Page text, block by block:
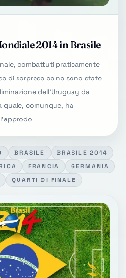
2014 in Brasile
combattuti praticamente
di sorprese ce ne sono state
dell'Uruguay da
quale, comunque, ha
BRASILE
BRASILE 2014
FRANCIA
GERMANIA
QUARTI DI FINALE